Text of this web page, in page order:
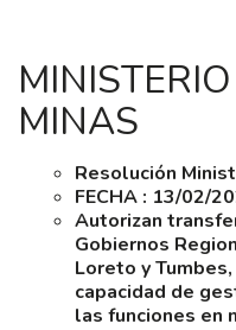
MINAS
Resolución
FECHA : 13/02/
Autorizan
Gobiernos
Loreto y
capacidad de
las funciones en